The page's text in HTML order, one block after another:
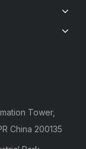
Tower,
China 200135